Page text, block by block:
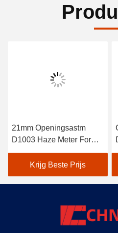
21mm Openingsastm
D1003 Haze Meter For
Plastic Glass
Transparantie dh-12
Krijg Beste Prijs